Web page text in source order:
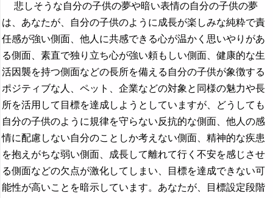
悲しそうな自分の子供の夢や暗い表情の自分の子供の夢
は、あなたが、自分の子供のように成長が楽しみな純粋で責
任感が強い側面、他人に共感できる心が温かく思いやりがあ
る側面、素直で独り立ち心が強い頼もしい側面、健康的な生
活因襲を持つ側面などの長所を備える自分の子供が象徴する
ポジティブな人、ペット、企業などの対象と同様の魅力や長
所を活用して目標を達成しようとしていますが、どうしても
自分の子供のように規律を守らない反抗的な側面、他人の感
情に配慮しない自分のことしか考えない側面、精神的な疾患
を抱えがちな弱い側面、成長して離れて行く不安を感じさせ
る側面などの欠点が激化してしまい、目標を達成できない可
能性が高いことを暗示しています。あなたが、目標設定段階